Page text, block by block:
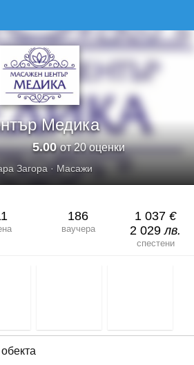
Медика
5.00от 20 оценки
Загора · Масажи
186
ваучера
1 037 €
2 029лв.
спестени